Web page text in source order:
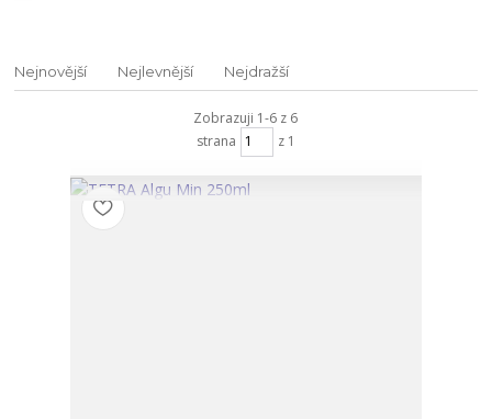
Nejnovější Nejlevnější Nejdražší
Zobrazuji 1-6 z 6
strana
z 1